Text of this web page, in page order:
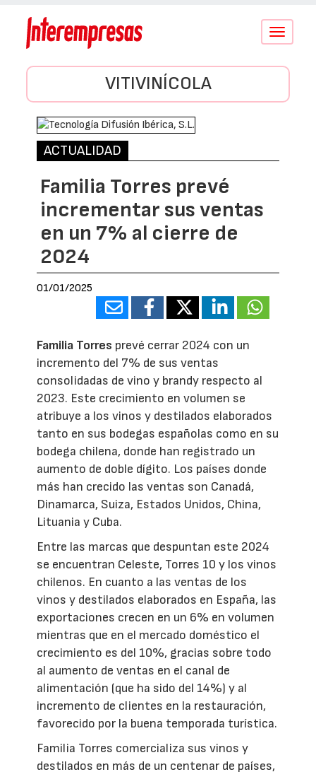
Conmutar
VITIVINÍCOLA
ACTUALIDAD
Familia Torres prevé
incrementar sus ventas
en un 7% al cierre de
2024
01/01/2025
Familia Torres prevé cerrar 2024 con un
incremento del 7% de sus ventas
consolidadas de vino y brandy respecto al
2023. Este crecimiento en volumen se
atribuye a los vinos y destilados elaborados
tanto en sus bodegas españolas como en su
bodega chilena, donde han registrado un
aumento de doble dígito. Los países donde
más han crecido las ventas son Canadá,
Dinamarca, Suiza, Estados Unidos, China,
Lituania y Cuba.
Entre las marcas que despuntan este 2024
se encuentran Celeste, Torres 10 y los vinos
chilenos. En cuanto a las ventas de los
vinos y destilados elaborados en España, las
exportaciones crecen en un 6% en volumen
mientras que en el mercado doméstico el
crecimiento es del 10%, gracias sobre todo
al aumento de ventas en el canal de
alimentación (que ha sido del 14%) y al
incremento de clientes en la restauración,
favorecido por la buena temporada turística.
Familia Torres comercializa sus vinos y
destilados en más de un centenar de países,